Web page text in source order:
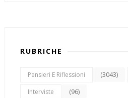
RUBRICHE
Pensieri E Riflessioni (3043)
Interviste (96)